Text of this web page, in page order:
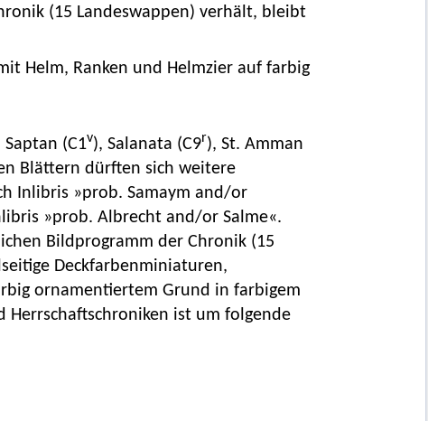
(15 Landeswappen) verhält, bleibt
Helm, Ranken und Helmzier auf farbig
(C1v), Salanata (C9r), St. Amman
Blättern dürften sich weitere
Inlibris »prob. Samaym and/or
»prob. Albrecht and/or Salme«.
Bildprogramm der Chronik (15
Deckfarbenminiaturen,
ornamentiertem Grund in farbigem
Herrschaftschroniken ist um folgende